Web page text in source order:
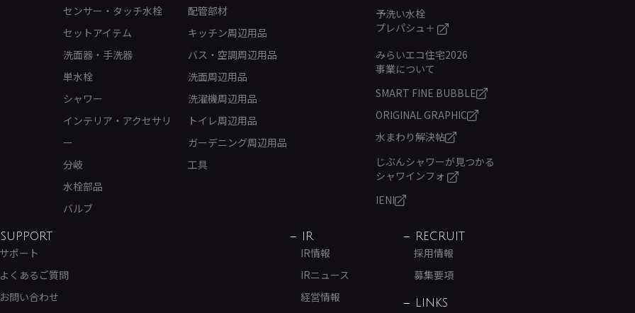
センサー・タッチ水栓
セットアイテム
洗面器・手洗器
単水栓
シャワー
インテリア・アクセサリ
ー
分岐
水栓部品
バルブ
配管部材
キッチン周辺用品
バス・空調周辺用品
洗面周辺用品
洗濯機周辺用品
トイレ周辺用品
ガーデニング周辺用品
工具
予洗い水栓
プレパシュ＋
みらいエコ住宅2026
事業について
SMART FINE BUBBLE
ORIGINAL GRAPHIC
水まわり解決帖
じぶんシャワーが見つかる
シャワインフォ
IENI
SUPPORT
サポート
よくあるご質問
お問い合わせ
IR
IR情報
IRニュース
経営情報
RECRUIT
採用情報
募集要項
LINKS